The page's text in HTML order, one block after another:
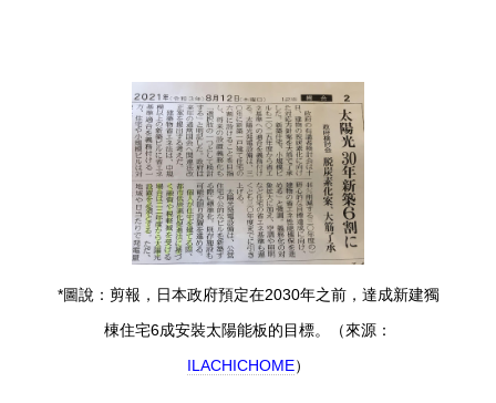
*圖說：剪報，日本政府預定在2030年之前，達成新建獨
棟住宅6成安裝太陽能板的目標。（來源：
ILACHICHOME）